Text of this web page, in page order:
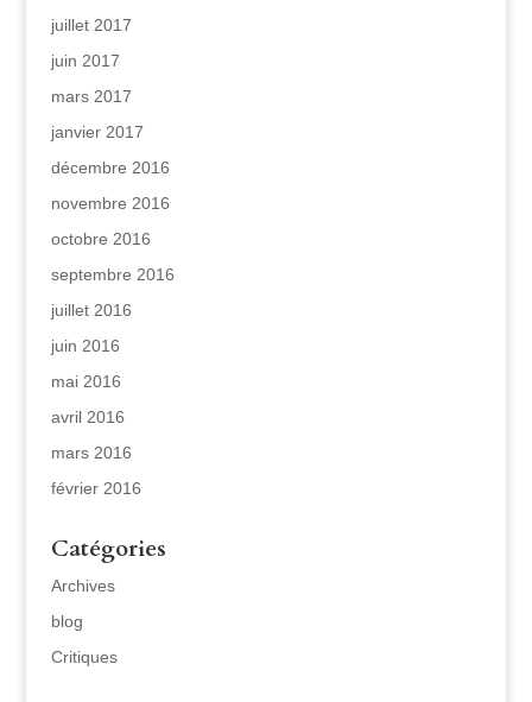
juillet 2017
juin 2017
mars 2017
janvier 2017
décembre 2016
novembre 2016
octobre 2016
septembre 2016
juillet 2016
juin 2016
mai 2016
avril 2016
mars 2016
février 2016
Catégories
Archives
blog
Critiques